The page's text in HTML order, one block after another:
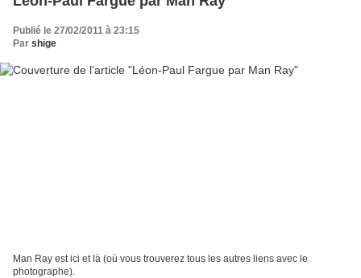
Publié le 27/02/2011 à 23:15
Par shige
Man Ray est ici et là (où vous trouverez tous les autres liens avec le
photographe).